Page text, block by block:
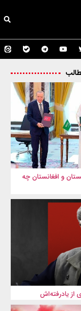
و افغانستان چه
یادرفته‌اش